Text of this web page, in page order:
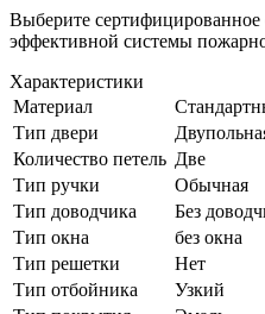
Выберите сертифицированное
эффективной системы
Характеристики
Материал
Тип двери
Количество петель Две
Тип ручки
Обычная
Тип доводчика
Без
Тип окна
без окна
Тип решетки
Нет
Тип отбойника
Узкий